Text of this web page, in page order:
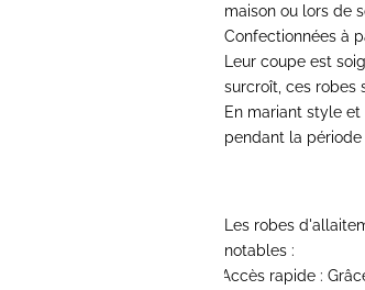
maison ou lors de
Confectionnées à
Leur coupe est
surcroît, ces robes
En mariant style et
pendant la
Les robes
notables :
Accès rapide :